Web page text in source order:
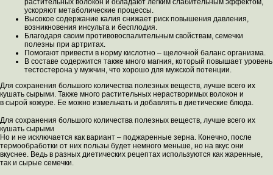
ускоряют метаболические процессы.
Высокое содержание калия снижает риск повышения давления,
возникновения инсульта и бесплодия.
Благодаря своим противовоспалительным свойствам, семечки
полезны при артритах.
Помогают привести в норму кислотно – щелочной баланс организма.
В составе содержится также много магния, который повышает уровень
тестостерона у мужчин, что хорошо для мужской потенции.
Для сохранения большого количества полезных веществ, лучше всего их
кушать сырыми. Также много растительных нерастворимых волокон и
в сырой кожуре. Ее можно измельчать и добавлять в диетические блюда.
Для сохранения большого количества полезных веществ, лучше всего их
кушать сырыми
Но и не исключается как вариант – поджаренные зерна. Конечно, после
термообработки от них пользы будет немного меньше, но на вкус они
вкуснее. Ведь в разных диетических рецептах используются как жаренные,
так и сырые семечки.